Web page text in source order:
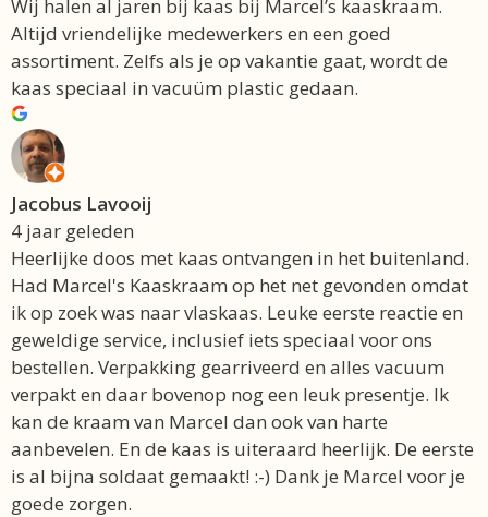
Wij halen al jaren bij kaas bij Marcel’s kaaskraam.
Altijd vriendelijke medewerkers en een goed
assortiment. Zelfs als je op vakantie gaat, wordt de
kaas speciaal in vacuüm plastic gedaan.
Jacobus Lavooij
4 jaar geleden
Heerlijke doos met kaas ontvangen in het buitenland.
Had Marcel's Kaaskraam op het net gevonden omdat
ik op zoek was naar vlaskaas. Leuke eerste reactie en
geweldige service, inclusief iets speciaal voor ons
bestellen. Verpakking gearriveerd en alles vacuum
verpakt en daar bovenop nog een leuk presentje. Ik
kan de kraam van Marcel dan ook van harte
aanbevelen. En de kaas is uiteraard heerlijk. De eerste
is al bijna soldaat gemaakt! :-) Dank je Marcel voor je
goede zorgen.